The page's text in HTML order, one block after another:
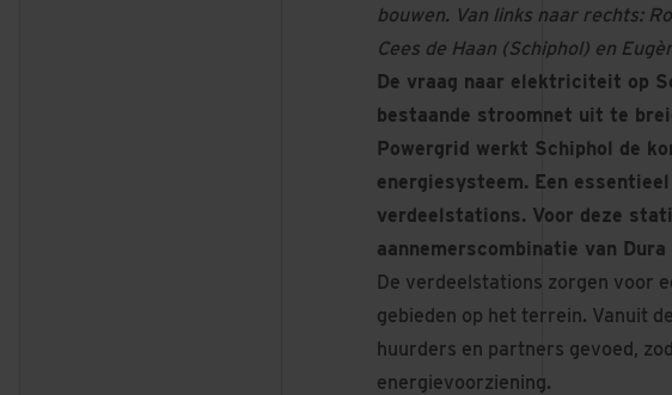
bouwen. Van links naar rechts:
Cees de Haan (Schiphol) en
De vraag naar elektriciteit op
bestaande stroomnet uit te
Powergrid werkt Schiphol de
energiesysteem. Een
verdeelstations. Voor deze
aannemerscombinatie van
De verdeelstations zorgen voor
gebieden op het terrein. Vanuit
huurders en partners gevoed,
energievoorziening.